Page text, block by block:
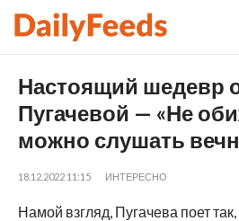
Настоящий шедевр
Пугачевой — «Не
можно слушать
18.12.2022 11:15 ИНТЕРЕСНО
Намой взгляд, Пугачева поет так,